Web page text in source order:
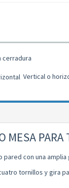
cerradura
Vertical o
MESA
con una
tornillos y gira